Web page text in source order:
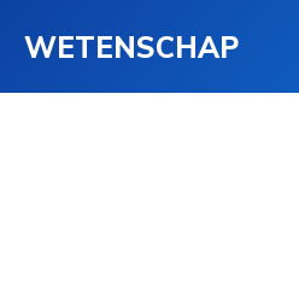
WETENSCHAP